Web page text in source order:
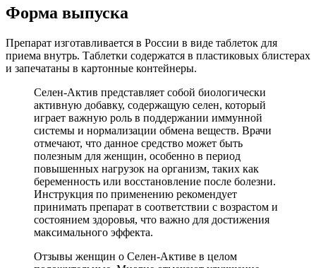
Форма выпуска
Препарат изготавливается в России в виде таблеток для
приема внутрь. Таблетки содержатся в пластиковых блистерах
и запечатаны в картонные контейнеры.
Селен-Актив представляет собой биологически
активную добавку, содержащую селен, который
играет важную роль в поддержании иммунной
системы и нормализации обмена веществ. Врачи
отмечают, что данное средство может быть
полезным для женщин, особенно в период
повышенных нагрузок на организм, таких как
беременность или восстановление после болезни.
Инструкция по применению рекомендует
принимать препарат в соответствии с возрастом и
состоянием здоровья, что важно для достижения
максимального эффекта.
Отзывы женщин о Селен-Активе в целом